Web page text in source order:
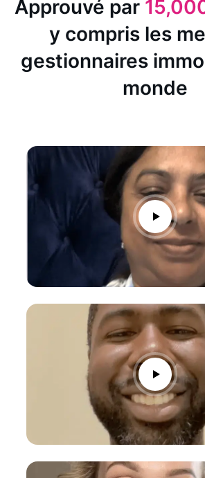
Approuvé par
y compris les
gestionnaires
monde